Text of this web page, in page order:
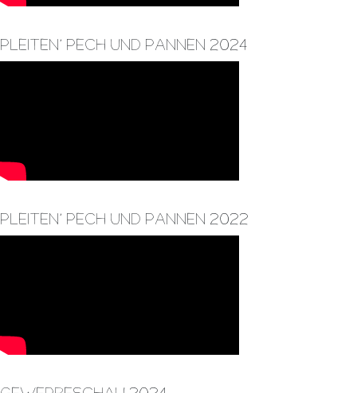
Pleiten, Pech und Pannen 2024
Pleiten, Pech und Pannen 2022